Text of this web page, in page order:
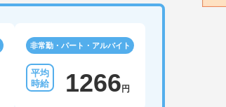
非常勤・パート・アルバイト
1266 円